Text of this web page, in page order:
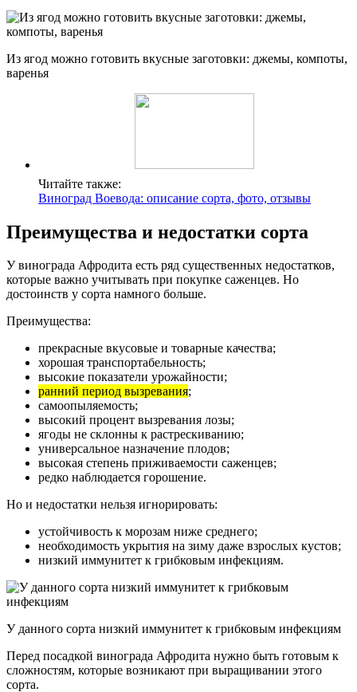
Из ягод можно готовить вкусные заготовки: джемы, компоты,
варенья
Читайте также:
Виноград Воевода: описание сорта, фото, отзывы
Преимущества и недостатки сорта
У винограда Афродита есть ряд существенных недостатков,
которые важно учитывать при покупке саженцев. Но
достоинств у сорта намного больше.
Преимущества:
прекрасные вкусовые и товарные качества;
хорошая транспортабельность;
высокие показатели урожайности;
ранний период вызревания;
самоопыляемость;
высокий процент вызревания лозы;
ягоды не склонны к растрескиванию;
универсальное назначение плодов;
высокая степень приживаемости саженцев;
редко наблюдается горошение.
Но и недостатки нельзя игнорировать:
устойчивость к морозам ниже среднего;
необходимость укрытия на зиму даже взрослых кустов;
низкий иммунитет к грибковым инфекциям.
У данного сорта низкий иммунитет к грибковым инфекциям
Перед посадкой винограда Афродита нужно быть готовым к
сложностям, которые возникают при выращивании этого
сорта.